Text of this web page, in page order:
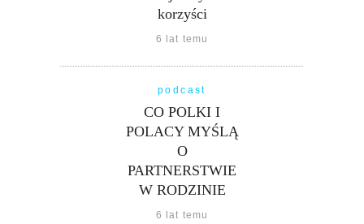
korzyści
6 lat temu
podcast
CO POLKI I
POLACY MYŚLĄ
O
PARTNERSTWIE
W RODZINIE
6 lat temu